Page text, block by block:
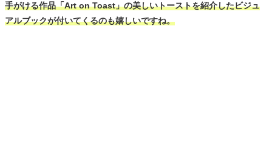
手がける作品「Art on Toast」の美しいトーストを紹介したビジュ
アルブックが付いてくるのも嬉しいですね。